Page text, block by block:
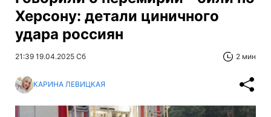
Херсону: детали циничного
удара россиян
21:39 19.04.2025 Сб 2 мин
КАРИНА ЛЕВИЦКАЯ